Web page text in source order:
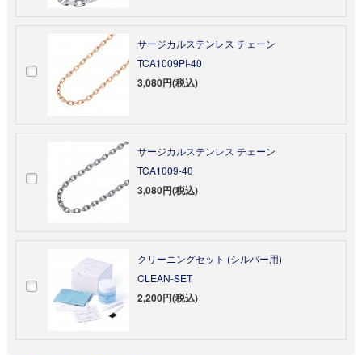
サージカルステンレス チェーン
TCA1009PI-40
3,080円(税込)
サージカルステンレス チェーン
TCA1009-40
3,080円(税込)
クリーニングセット (シルバー用)
CLEAN-SET
2,200円(税込)